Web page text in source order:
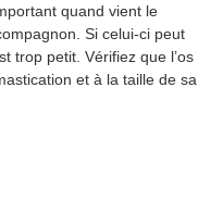
quand vient le
Si celui-ci peut
trop petit. Vérifiez que l’os
et à la taille de sa